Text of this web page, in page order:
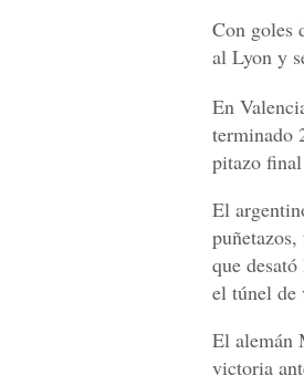
Con goles
al Lyon y
En
terminado
pitazo
El
que
el túnel de
El alemán
victoria